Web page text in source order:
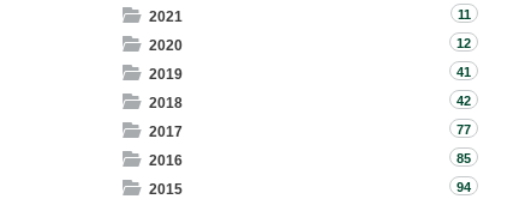
2021 11
2020 12
2019 41
2018 42
2017 77
2016 85
2015 94